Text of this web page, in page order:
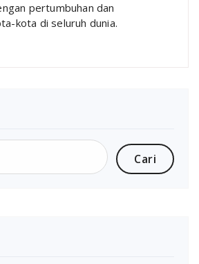
pertumbuhan dan
kota di seluruh dunia.